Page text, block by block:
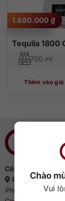
Chào
Vui
Tequila 1800
1.680.000 ₫
700 ml
Thêm vào giỏ
Công ty cổ phần
Địa chỉ:Tầng 1,
Phường Mỹ Đình